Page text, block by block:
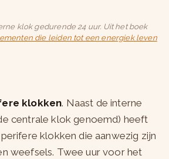
klok gedurende 24 uur. Uit het boek
die leiden tot een energiek leven
klokken. Naast de interne
centrale klok genoemd) heeft
klokken die aanwezig zijn
weefsels. Twee uur voor het